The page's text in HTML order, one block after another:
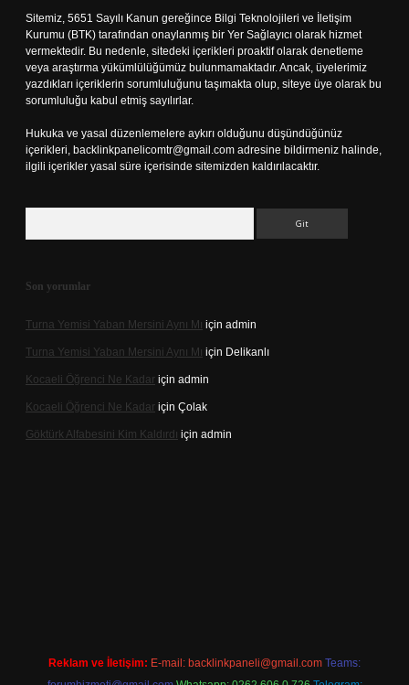
Sitemiz, 5651 Sayılı Kanun gereğince Bilgi Teknolojileri ve İletişim
Kurumu (BTK) tarafından onaylanmış bir Yer Sağlayıcı olarak hizmet
vermektedir. Bu nedenle, sitedeki içerikleri proaktif olarak denetleme
veya araştırma yükümlülüğümüz bulunmamaktadır. Ancak, üyelerimiz
yazdıkları içeriklerin sorumluluğunu taşımakta olup, siteye üye olarak bu
sorumluluğu kabul etmiş sayılırlar.
Hukuka ve yasal düzenlemelere aykırı olduğunu düşündüğünüz
içerikleri, backlinkpanelicomtr@gmail.com adresine bildirmeniz halinde,
ilgili içerikler yasal süre içerisinde sitemizden kaldırılacaktır.
Son yorumlar
Turna Yemisi Yaban Mersini Aynı Mı için admin
Turna Yemisi Yaban Mersini Aynı Mı için Delikanlı
Kocaeli Öğrenci Ne Kadar için admin
Kocaeli Öğrenci Ne Kadar için Çolak
Göktürk Alfabesini Kim Kaldırdı için admin
Reklam ve İletişim: E-mail: backlinkpaneli@gmail.com Teams: